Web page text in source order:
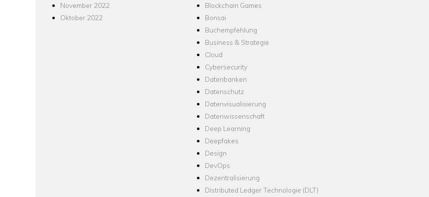
November 2022
Oktober 2022
Blockchain Games
Bonsai
Buchempfehlung
Business & Strategie
Cloud
Cybersecurity
Datenbanken
Datenschutz
Datenvisualisierung
Datenwissenschaft
Deep Learning
Deepfakes
Design
DevOps
Dezentralisierung
Distributed Ledger Technologie (DLT)